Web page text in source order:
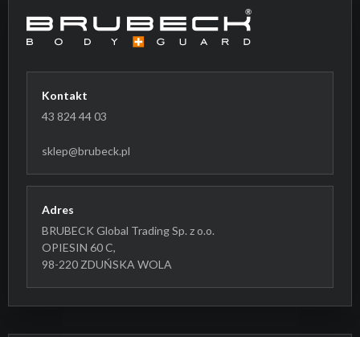
Kontakt
43 824 44 03
sklep@brubeck.pl
Adres
BRUBECK Global Trading Sp. z o.o.
OPIESIN 60 C,
98-220 ZDUŃSKA WOLA